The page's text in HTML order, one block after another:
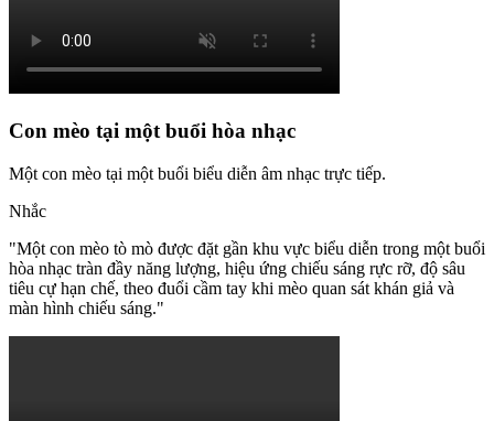
Con mèo tại một buổi hòa nhạc
Một con mèo tại một buổi biểu diễn âm nhạc trực tiếp.
Nhắc
"Một con mèo tò mò được đặt gần khu vực biểu diễn trong một buổi
hòa nhạc tràn đầy năng lượng, hiệu ứng chiếu sáng rực rỡ, độ sâu
tiêu cự hạn chế, theo đuổi cầm tay khi mèo quan sát khán giả và
màn hình chiếu sáng."